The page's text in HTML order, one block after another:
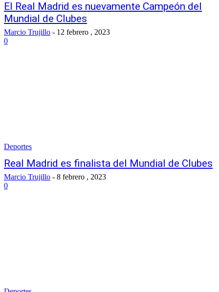
El Real Madrid es nuevamente Campeón del
Mundial de Clubes
Marcio Trujillo - 12 febrero , 2023
0
Deportes
Real Madrid es finalista del Mundial de Clubes
Marcio Trujillo - 8 febrero , 2023
0